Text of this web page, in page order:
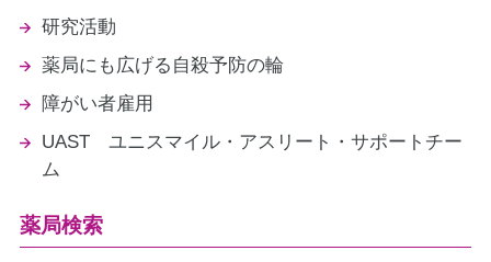
研究活動
薬局にも広げる自殺予防の輪
障がい者雇用
UAST ユニスマイル・アスリート・サポートチー
ム
薬局検索